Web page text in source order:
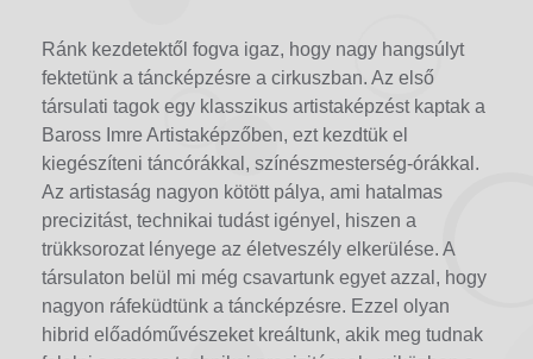
Ránk kezdetektől fogva igaz, hogy nagy hangsúlyt
fektetünk a táncképzésre a cirkuszban. Az első
társulati tagok egy klasszikus artistaképzést kaptak a
Baross Imre Artistaképzőben, ezt kezdtük el
kiegészíteni táncórákkal, színészmesterség-órákkal.
Az artistaság nagyon kötött pálya, ami hatalmas
precizitást, technikai tudást igényel, hiszen a
trükksorozat lényege az életveszély elkerülése. A
társulaton belül mi még csavartunk egyet azzal, hogy
nagyon ráfeküdtünk a táncképzésre. Ezzel olyan
hibrid előadóművészeket kreáltunk, akik meg tudnak